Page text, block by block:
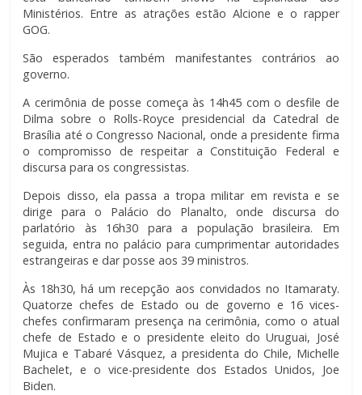
Ministérios. Entre as atrações estão Alcione e o rapper
GOG.
São esperados também manifestantes contrários ao
governo.
A cerimônia de posse começa às 14h45 com o desfile de
Dilma sobre o Rolls-Royce presidencial da Catedral de
Brasília até o Congresso Nacional, onde a presidente firma
o compromisso de respeitar a Constituição Federal e
discursa para os congressistas.
Depois disso, ela passa a tropa militar em revista e se
dirige para o Palácio do Planalto, onde discursa do
parlatório às 16h30 para a população brasileira. Em
seguida, entra no palácio para cumprimentar autoridades
estrangeiras e dar posse aos 39 ministros.
Às 18h30, há um recepção aos convidados no Itamaraty.
Quatorze chefes de Estado ou de governo e 16 vices-
chefes confirmaram presença na cerimônia, como o atual
chefe de Estado e o presidente eleito do Uruguai, José
Mujica e Tabaré Vásquez, a presidenta do Chile, Michelle
Bachelet, e o vice-presidente dos Estados Unidos, Joe
Biden.